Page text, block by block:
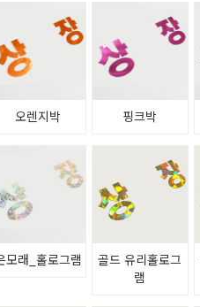
오렌지박 핑크박
모래_홀로그램
골드 유리홀로그
램